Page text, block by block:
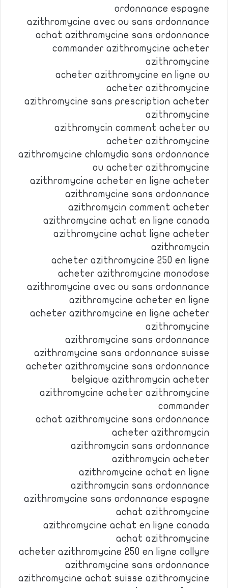
ordonnance espagne
azithromycine avec ou sans ordonnance
achat azithromycine sans ordonnance
commander azithromycine acheter
azithromycine
acheter azithromycine en ligne ou
acheter azithromycine
azithromycine sans prescription acheter
azithromycine
azithromycin comment acheter ou
acheter azithromycine
azithromycine chlamydia sans ordonnance
ou acheter azithromycine
azithromycine acheter en ligne acheter
azithromycine sans ordonnance
azithromycin comment acheter
azithromycine achat en ligne canada
azithromycine achat ligne acheter
azithromycin
acheter azithromycine 250 en ligne
acheter azithromycine monodose
azithromycine avec ou sans ordonnance
azithromycine acheter en ligne
acheter azithromycine en ligne acheter
azithromycine
azithromycine sans ordonnance
azithromycine sans ordonnance suisse
acheter azithromycine sans ordonnance
belgique azithromycin acheter
azithromycine acheter azithromycine
commander
achat azithromycine sans ordonnance
acheter azithromycin
azithromycin sans ordonnance
azithromycin acheter
azithromycine achat en ligne
azithromycin sans ordonnance
azithromycine sans ordonnance espagne
achat azithromycine
azithromycine achat en ligne canada
achat azithromycine
acheter azithromycine 250 en ligne collyre
azithromycine sans ordonnance
azithromycine achat suisse azithromycine